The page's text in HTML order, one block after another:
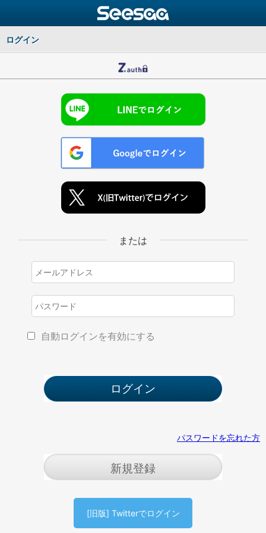
ログイン
または
自動ログインを有効にする
パスワードを忘れた方
新規登録
[旧版] Twitterでログイン